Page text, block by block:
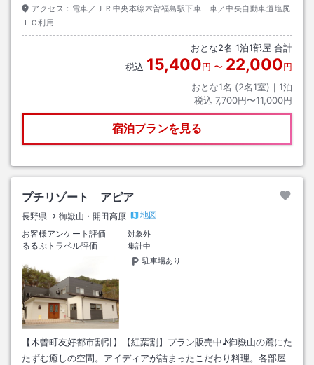
アクセス： 電車／ＪＲ中央本線木曽福島駅下車 車／中央自動車道塩尻
ＩＣ利用
おとな2名 1泊1部屋 合計
税込 15,400円 〜 22,000円
おとな1名 (2名1室)｜ 1泊
税込 7,700円〜11,000円
宿泊プランを見る
プチリゾート アピア
長野県 御嶽山・開田高原
地図
お客様アンケート評価
対象外
るるぶトラベル評価
集計中
駐車場あり
【木曽町友好都市割引】【紅葉割】プラン販売中♪御嶽山の麓にた
たずむ癒しの空間。アイディアが詰まったこだわり料理。各部屋